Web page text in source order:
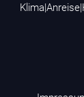
Klima|Anreise|